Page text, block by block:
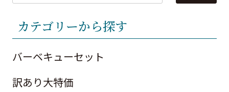
カテゴリーから探す
バーベキューセット
訳あり大特価